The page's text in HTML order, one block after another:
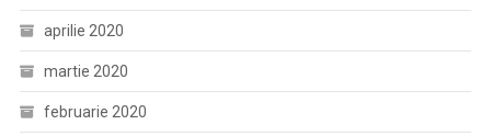
aprilie 2020
martie 2020
februarie 2020